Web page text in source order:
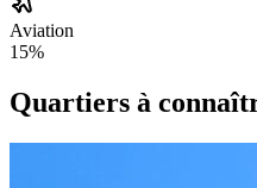
Aviation
15%
Quartiers à